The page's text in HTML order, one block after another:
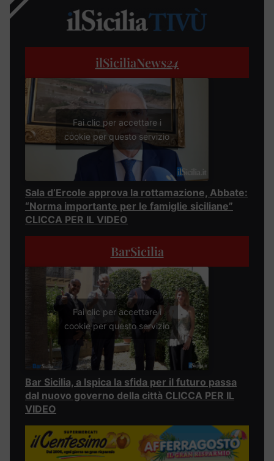
ilSiciliaNews24
Fai clic per accettare i
cookie per questo servizio
Sala d’Ercole approva la rottamazione, Abbate:
“Norma importante per le famiglie siciliane”
CLICCA PER IL VIDEO
BarSicilia
Fai clic per accettare i
cookie per questo servizio
Bar Sicilia, a Ispica la sfida per il futuro passa
dal nuovo governo della città CLICCA PER IL
VIDEO